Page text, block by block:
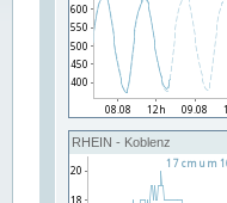
RHEIN - Koblenz